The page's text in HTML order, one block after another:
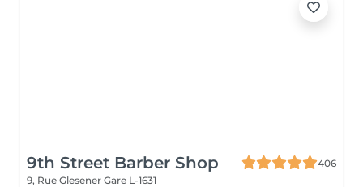
9th Street Barber Shop
406
9, Rue Glesener Gare L-1631